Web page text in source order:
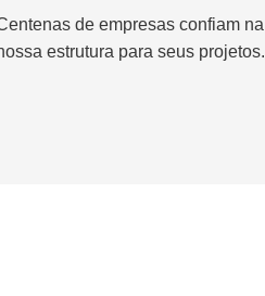
de empresas confiam na
estrutura para seus projetos.